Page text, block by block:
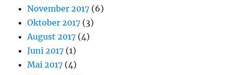
November 2017 (6)
Oktober 2017 (3)
August 2017 (4)
Juni 2017 (1)
Mai 2017 (4)